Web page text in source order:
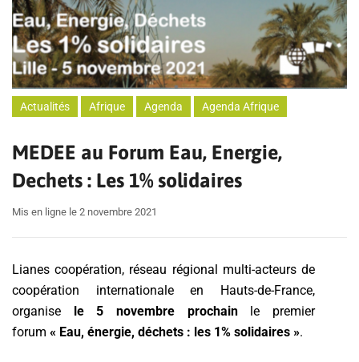
Actualités Afrique Agenda Agenda Afrique
MEDEE au Forum Eau, Energie,
Dechets : Les 1% solidaires
Mis en ligne le 2 novembre 2021
Lianes coopération, réseau régional multi-acteurs de
coopération internationale en Hauts-de-France,
organise le 5 novembre prochainle premier
forum « Eau, énergie, déchets : les 1% solidaires ».